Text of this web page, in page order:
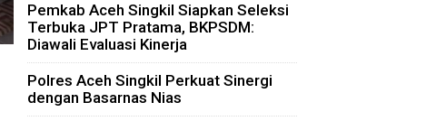
Pemkab Aceh Singkil Siapkan Seleksi
Terbuka JPT Pratama, BKPSDM:
Diawali Evaluasi Kinerja
Polres Aceh Singkil Perkuat Sinergi
dengan Basarnas Nias